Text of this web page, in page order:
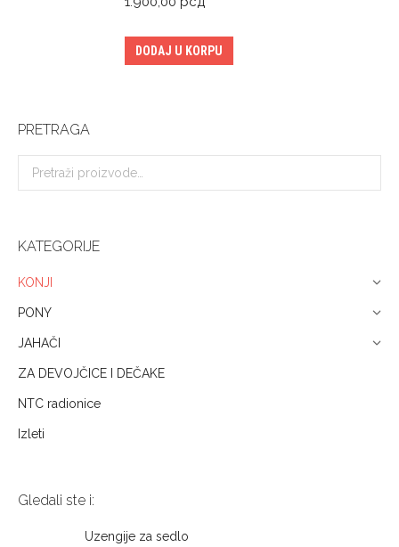
DODAJ U KORPU
PRETRAGA
KATEGORIJE
KONJI
PONY
JAHAČI
ZA DEVOJČICE I DEČAKE
NTC radionice
Izleti
Gledali ste i:
Uzengije za sedlo